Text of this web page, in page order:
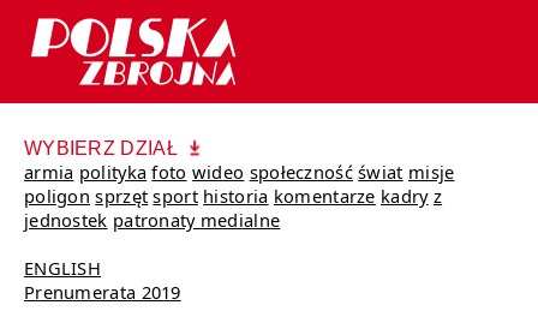
WYBIERZ DZIAŁ
armia polityka foto wideo społeczność świat misje
poligon sprzęt sport historia komentarze kadry z
jednostek patronaty medialne
ENGLISH
Prenumerata 2019